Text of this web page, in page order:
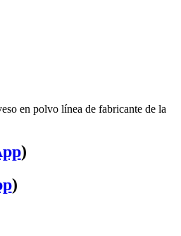
en polvo línea de fabricante de la
)
)